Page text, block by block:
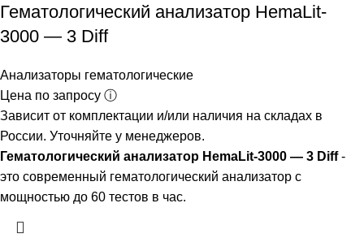
Гематологический анализатор HemaLit-
3000 — 3 Diff
Анализаторы гематологические
Цена по запросу ⓘ
Зависит от комплектации и/или наличия на складах в
России. Уточняйте у менеджеров.
Гематологический анализатор HemaLit-3000 — 3 Diff-
это современный гематологический анализатор c
мощностью до 60 тестов в час.